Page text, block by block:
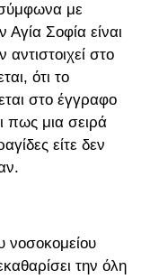
με
Αγία Σοφία είναι
στο
ότι το
στο έγγραφο
πως μια σειρά
είτε δεν
νοσοκομείου
την όλη